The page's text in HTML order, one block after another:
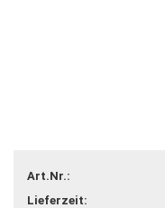
Art.Nr.:
Lieferzeit: